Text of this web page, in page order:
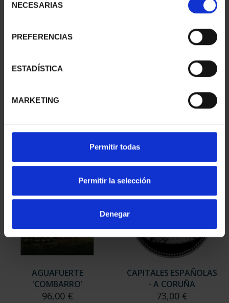
NECESARIAS
PREFERENCIAS
ESTADÍSTICA
MARKETING
Permitir todas
Permitir la selección
Denegar
- PONTEVEDRA
III - SANTIAGO DE CO...
AGUAFUERTE
'COMBARRO'
96,00 €
CAPITALES ESPAÑOLAS
- A CORUÑA
73,00 €